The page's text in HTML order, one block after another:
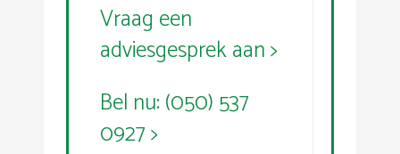
Vraag een
adviesgesprek aan >
Bel nu: (050) 537
0927 >